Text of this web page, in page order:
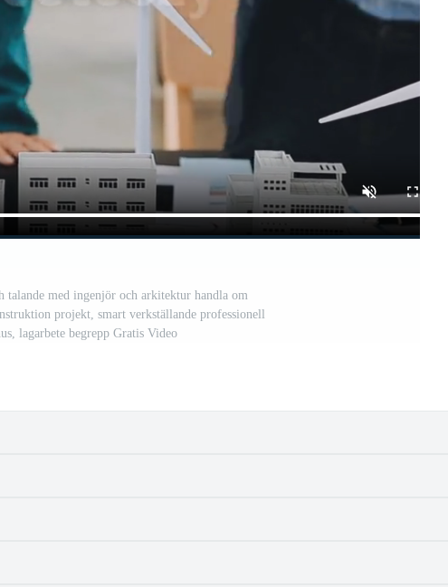
talande med ingenjör och arkitektur handla om
projekt, smart verkställande professionell
lagarbete begrepp Gratis Video